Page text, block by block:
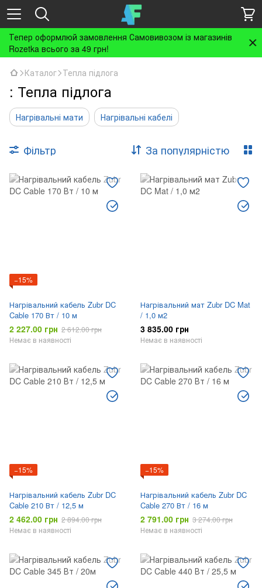
Тепер оформлюй замовлення Самовивозом із магазинів
Rozetka всього за 49 грн!
Каталог Тепла підлога
: Тепла підлога
Нагрівальні мати Нагрівальні кабелі
Фільтр За популярністю
−15%
Нагрівальний кабель Zubr DC
Cable 170 Вт / 10 м
2 227.00 грн 2 612.00 грн
Немає в наявності
Нагрівальний мат Zubr DC Mat
/ 1,0 м2
3 835.00 грн
Немає в наявності
−15%
Нагрівальний кабель Zubr DC
Cable 210 Вт / 12,5 м
2 462.00 грн 2 894.00 грн
Немає в наявності
−15%
Нагрівальний кабель Zubr DC
Cable 270 Вт / 16 м
2 791.00 грн 3 274.00 грн
Немає в наявності